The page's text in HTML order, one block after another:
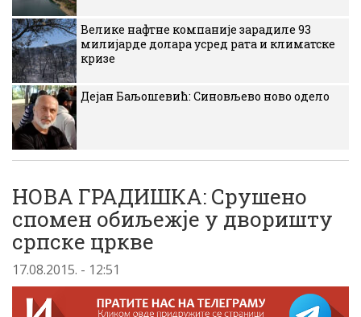
Велике нафтне компаније зарадиле 93
милијарде долара усред рата и климатске
кризе
Дејан Баљошевић: Синовљево ново одело
НОВА ГРАДИШКА: Срушено
спомен обиљежје у дворишту
српске цркве
17.08.2015. - 12:51